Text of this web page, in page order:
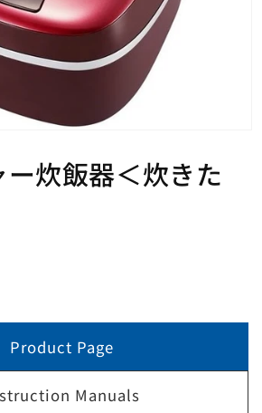
炊飯器＜炊きた
Product Page
Manuals